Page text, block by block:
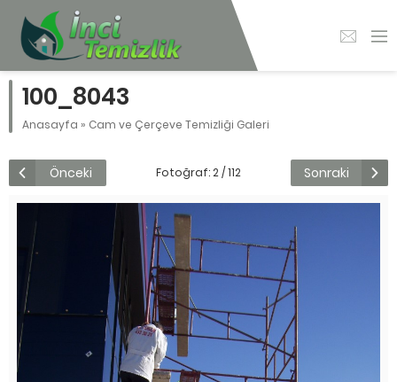
100_8043
Anasayfa » Cam ve Çerçeve Temizliği Galeri
Önceki Fotoğraf: 2 / 112 Sonraki